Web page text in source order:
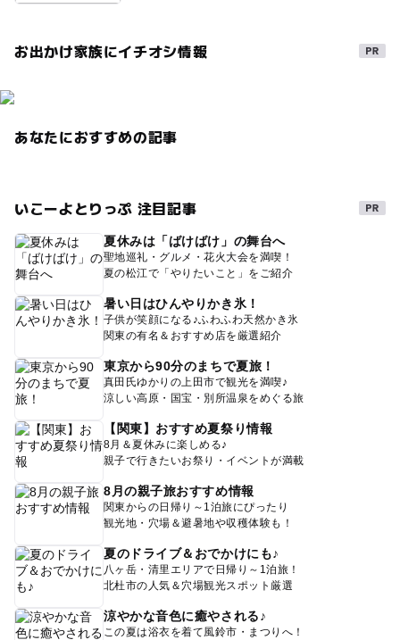
お出かけ家族にイチオシ情報
あなたにおすすめの記事
いこーよとりっぷ 注目記事
夏休みは「ばけばけ」の舞台へ
聖地巡礼・グルメ・花火大会を満喫！
夏の松江で「やりたいこと」をご紹介
暑い日はひんやりかき氷！
子供が笑顔になる♪ふわふわ天然かき氷
関東の有名＆おすすめ店を厳選紹介
東京から90分のまちで夏旅！
真田氏ゆかりの上田市で観光を満喫♪
涼しい高原・国宝・別所温泉をめぐる旅
【関東】おすすめ夏祭り情報
8月＆夏休みに楽しめる♪
親子で行きたいお祭り・イベントが満載
8月の親子旅おすすめ情報
関東からの日帰り～1泊旅にぴったり
観光地・穴場＆避暑地や収穫体験も！
夏のドライブ＆おでかけにも♪
八ヶ岳・清里エリアで日帰り～1泊旅！
北杜市の人気＆穴場観光スポット厳選
涼やかな音色に癒やされる♪
この夏は浴衣を着て風鈴市・まつりへ！